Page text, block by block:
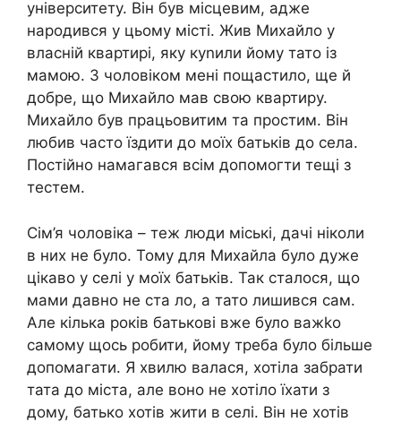
університету. Він був місцевим, адже
народився у цьому місті. Жив Михайло у
власній квартирі, яку куnили йому тато із
мамою. З чоловіком мені пощастило, ще й
добре, що Михайло мав свою квартиру.
Михайло був працьовитим та простим. Він
любив часто їздити до моїх батьків до села.
Постійно намагався всім допомогти тещі з
тестем.
Сім’я чоловіка – теж люди міські, дачі ніколи
в них не було. Тому для Михайла було дуже
цікаво у селі у моїх батьків. Так сталося, що
мами давно не ста ло, а тато лишився сам.
Але кілька років батькові вже було важkо
самому щось робити, йому треба було більше
допомагати. Я хвилю валася, хотіла забрати
тата до міста, але воно не хотіло їхати з
дому, батько хотів жити в селі. Він не хотів